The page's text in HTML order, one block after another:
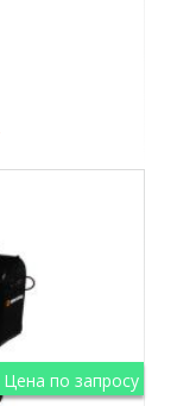
Цена по запросу